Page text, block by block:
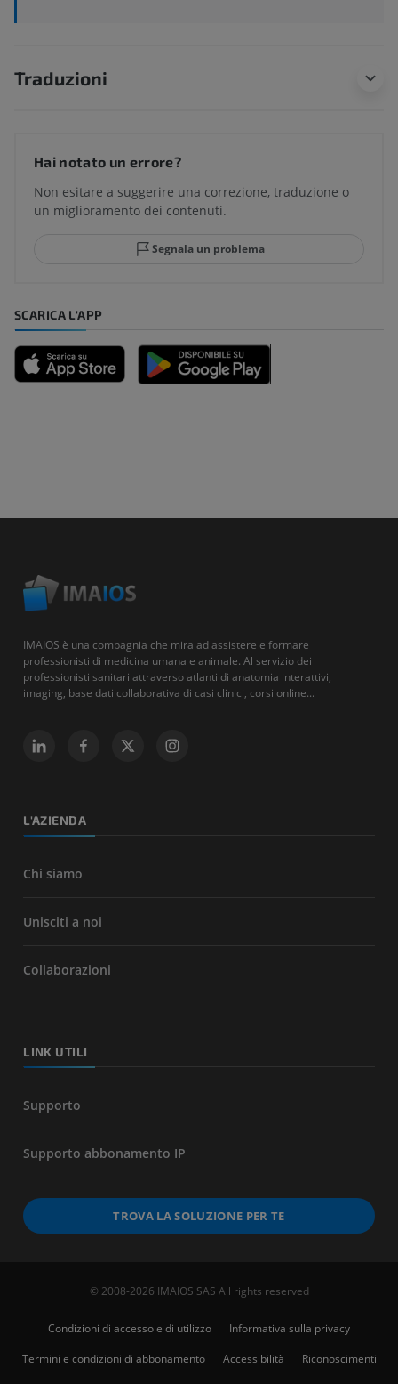
Traduzioni
Hai notato un errore?
Non esitare a suggerire una correzione, traduzione o
un miglioramento dei contenuti.
Segnala un problema
SCARICA L'APP
IMAIOS è una compagnia che mira ad assistere e formare
professionisti di medicina umana e animale. Al servizio dei
professionisti sanitari attraverso atlanti di anatomia interattivi,
imaging, base dati collaborativa di casi clinici, corsi online...
L'AZIENDA
Chi siamo
Unisciti a noi
Collaborazioni
LINK UTILI
Supporto
Supporto abbonamento IP
TROVA LA SOLUZIONE PER TE
© 2008-2026 IMAIOS SAS All rights reserved
Condizioni di accesso e di utilizzo
Informativa sulla privacy
Termini e condizioni di abbonamento
Accessibilità Riconoscimenti